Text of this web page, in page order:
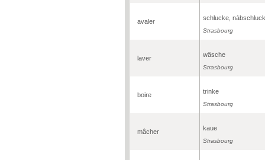
avaler schlucke,
Strasbourg
laver wäsche
Strasbourg
boire trinke
Strasbourg
mâcher kaue
Strasbourg